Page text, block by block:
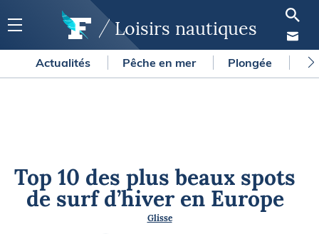
Loisirs nautiques
Actualités Pêche en mer Plongée
Top 10 des plus beaux spots
de surf d’hiver en Europe
Glisse